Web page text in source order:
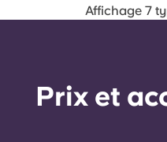
Affichage 7
Prix ​​et